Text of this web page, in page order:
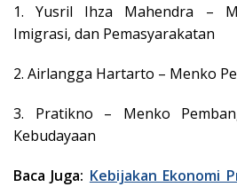
1. Yusril Ihza Mahendra –
Imigrasi, dan Pemasyarakatan
2. Airlangga Hartarto – Menko
3. Pratikno – Menko
Kebudayaan
Baca Juga: Kebijakan Ekonomi